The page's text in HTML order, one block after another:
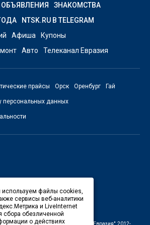
ОБЪЯВЛЕНИЯ
ЗНАКОМСТВА
NTSK.RU В TELEGRAM
Афиша
Купоны
Авто Телеканал Евразия
прайсы Орск Оренбург Гай
персональных данных
В.В. Служба информации: ООО "ТРК "Евразия" , 2012-
файлы cookies,
сервисы веб-аналитики
и LiveInternet
сбора обезличенной
о действиях